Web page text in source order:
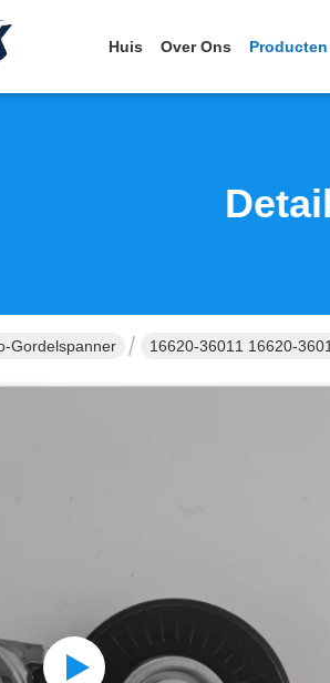
Huis Over Ons Producten
Gordelspanner 16620-36011 16620-